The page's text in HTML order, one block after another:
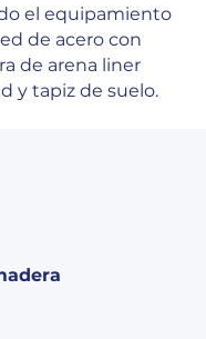
el equipamiento
de acero con
de arena liner
y tapiz de suelo.